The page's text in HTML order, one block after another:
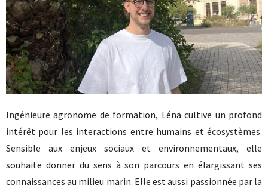
Ingénieure agronome de formation, Léna cultive un profond
intérêt pour les interactions entre humains et écosystèmes.
Sensible aux enjeux sociaux et environnementaux, elle
souhaite donner du sens à son parcours en élargissant ses
connaissances au milieu marin. Elle est aussi passionnée par la